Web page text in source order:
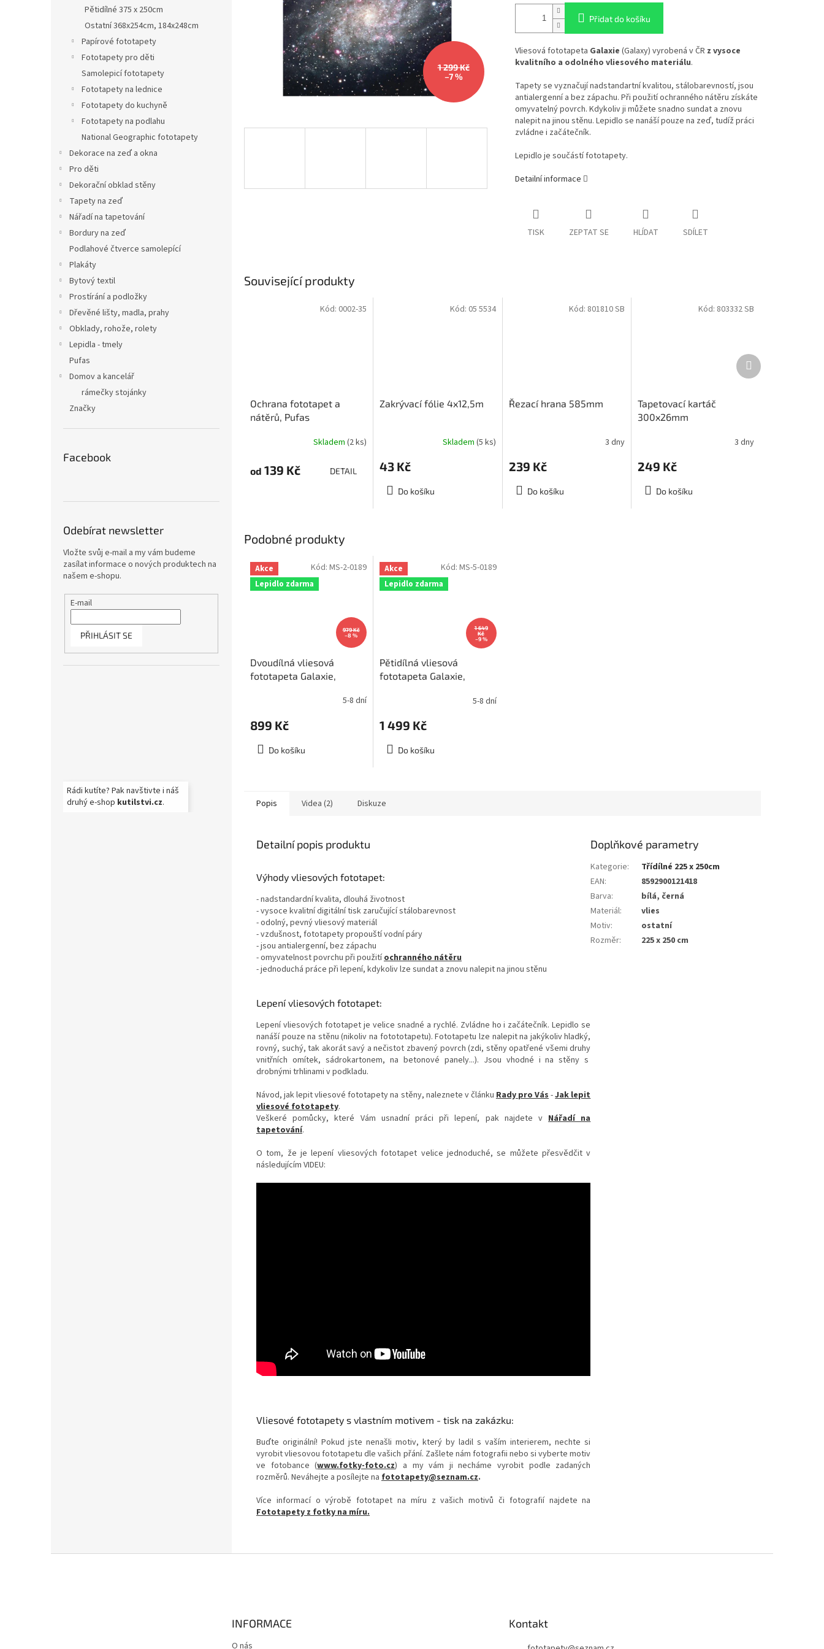
Pětidílné 375 x 250cm
Ostatní 368x254cm, 184x248cm
Papírové fototapety
Fototapety pro děti
Samolepicí fototapety
Fototapety na lednice
Fototapety do kuchyně
Fototapety na podlahu
National Geographic fototapety
Dekorace na zeď a okna
Pro děti
Dekorační obklad stěny
Tapety na zeď
Nářadí na tapetování
Bordury na zeď
Podlahové čtverce samolepící
Plakáty
Bytový textil
Prostírání a podložky
Dřevěné lišty, madla, prahy
Obklady, rohože, rolety
Lepidla - tmely
Pufas
Domov a kancelář
rámečky stojánky
Značky
Facebook
Odebírat newsletter
Vložte svůj e-mail a my vám budeme
zasílat informace o nových produktech na
našem e-shopu.
E-mail
PŘIHLÁSIT SE
Rádi kutíte? Pak navštivte i náš
druhý e-shop kutilstvi.cz.
1 299 Kč
–7 %
Přidat do košíku
Vliesová fototapeta Galaxie (Galaxy) vyrobená v ČR z vysoce
kvalitního a odolného vliesového materiálu.
Tapety se vyznačují nadstandartní kvalitou, stálobarevností, jsou
antialergenní a bez zápachu. Při použití ochranného nátěru získáte
omyvatelný povrch. Kdykoliv ji můžete snadno sundat a znovu
nalepit na jinou stěnu. Lepidlo se nanáší pouze na zeď, tudíž práci
zvládne i začátečník.
Lepidlo je součástí fototapety.
Detailní informace
TISK ZEPTAT SE HLÍDAT SDÍLET
Související produkty
Ochrana fototapet a
nátěrů, Pufas
Skladem (2 ks)
od 139 Kč DETAIL
Kód: 0002-35
Zakrývací fólie 4x12,5m
Skladem (5 ks)
43 Kč
Do košíku
Kód: 05 5534
Řezací hrana 585mm
3 dny
239 Kč
Do košíku
Kód: 801810 SB
Tapetovací kartáč
300x26mm
3 dny
249 Kč
Do košíku
Kód: 803332 SB
Další
produkt
Podobné produkty
Akce
Lepidlo zdarma
979 Kč
–8 %
Dvoudílná vliesová
fototapeta Galaxie,
5-8 dní
899 Kč
Do košíku
Kód: MS-2-0189
Akce
Lepidlo zdarma
1 649
Kč
–9 %
Pětidílná vliesová
fototapeta Galaxie,
5-8 dní
1 499 Kč
Do košíku
Kód: MS-5-0189
Popis Videa (2) Diskuze
Detailní popis produktu
Výhody vliesových fototapet:
- nadstandardní kvalita, dlouhá životnost
- vysoce kvalitní digitální tisk zaručující stálobarevnost
- odolný, pevný vliesový materiál
- vzdušnost, fototapety propouští vodní páry
- jsou antialergenní, bez zápachu
- omyvatelnost povrchu při použitíochranného nátěru
- jednoduchá práce při lepení, kdykoliv lze sundat a znovu nalepit na jinou stěnu
Lepení vliesových fototapet:
Lepení vliesových fototapet je velice snadné a rychlé. Zvládne ho i začátečník. Lepidlo se
nanáší pouze na stěnu (nikoliv na fotototapetu). Fototapetu lze nalepit na jakýkoliv hladký,
rovný, suchý, tak akorát savý a nečistot zbavený povrch (zdi, stěny opatřené všemi druhy
vnitřních omítek, sádrokartonem, na betonové panely...). Jsou vhodné i na stěny s
drobnými trhlinami v podkladu.
Návod, jak lepit vliesové fototapety na stěny, naleznete v článku Rady pro Vás-Jak lepit
vliesové fototapety.
Veškeré pomůcky, které Vám usnadní práci při lepení, pak najdete vNářadí na
tapetování.
O tom, že je lepení vliesových fototapet velice jednoduché, se můžete přesvědčit v
následujícím VIDEU:
Vliesové fototapety s vlastním motivem - tisk na zakázku:
Buďte originální! Pokud jste nenašli motiv, který by ladil s vaším interierem, nechte si
vyrobit vliesovou fototapetu dle vašich přání. Zašlete nám fotografii nebo si vyberte motiv
ve fotobance (www.fotky-foto.cz) a my vám ji necháme vyrobit podle zadaných
rozměrů. Neváhejte a posílejte na fototapety@seznam.cz.
Více informací o výrobě fototapet na míru z vašich motivů či fotografií najdete na
Fototapety z fotky na míru.
Doplňkové parametry
Kategorie:
Třídílné 225 x 250cm
EAN:
8592900121418
Barva:
bílá, černá
Materiál:
vlies
Motiv:
ostatní
Rozměr: 225 x 250 cm
INFORMACE
O nás
Kontakt